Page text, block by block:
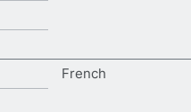
French